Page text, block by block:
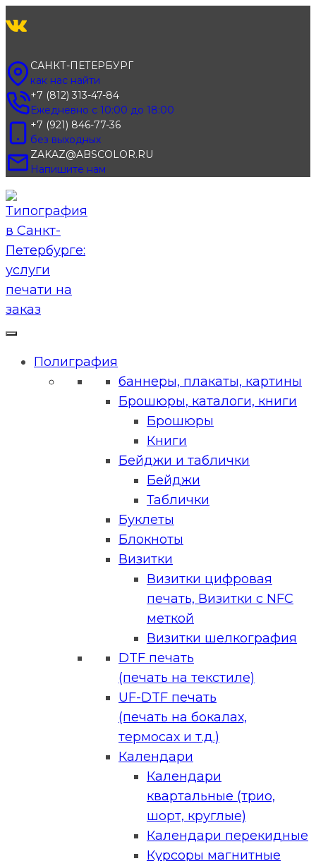
к
САНКТ-ПЕТЕРБУРГ
как нас найти
+7 (812) 313-47-84
Ежедневно с 10:00 до 18:00
+7 (921) 846-77-36
без выходных
ZAKAZ@ABSCOLOR.RU
Напишите нам
Полиграфия
баннеры, плакаты, картины
Брошюры, каталоги, книги
Брошюры
Книги
Бейджи и таблички
Бейджи
Таблички
Буклеты
Блокноты
Визитки
Визитки цифровая
печать, Визитки с NFC
меткой
Визитки шелкография
DTF печать
(печать на текстиле)
UF-DTF печать
(печать на бокалах,
термосах и т.д.)
Календари
Календари
квартальные (трио,
шорт, круглые)
Календари перекидные
Курсоры магнитные